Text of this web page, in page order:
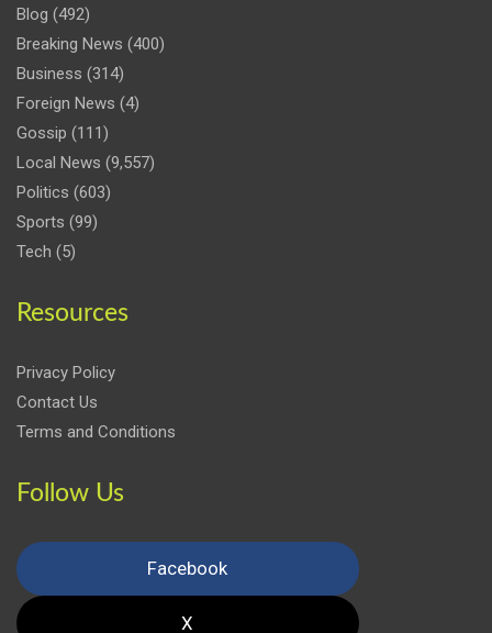
Blog (492)
Breaking News (400)
Business (314)
Foreign News (4)
Gossip (111)
Local News (9,557)
Politics (603)
Sports (99)
Tech (5)
Resources
Privacy Policy
Contact Us
Terms and Conditions
Follow Us
Facebook
X